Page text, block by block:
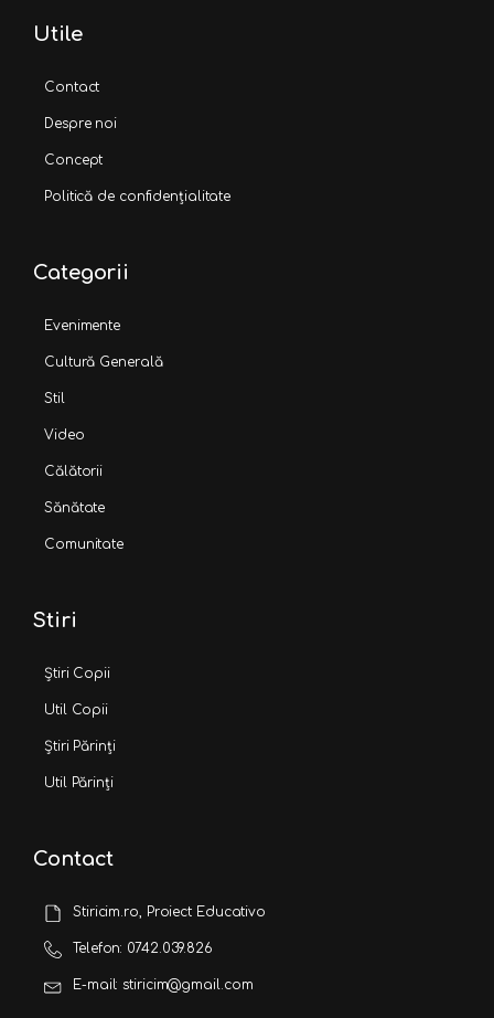
Utile
Contact
Despre noi
Concept
Politică de confidențialitate
Categorii
Evenimente
Cultură Generală
Stil
Video
Călătorii
Sănătate
Comunitate
Stiri
Știri Copii
Util Copii
Știri Părinți
Util Părinți
Contact
Stiricim.ro, Proiect Educativo
Telefon: 0742.039.826
E-mail: stiricim@gmail.com